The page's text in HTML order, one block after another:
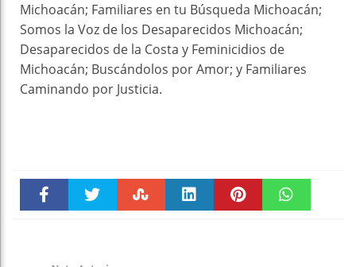
Michoacán; Familiares en tu Búsqueda Michoacán;
Somos la Voz de los Desaparecidos Michoacán;
Desaparecidos de la Costa y Feminicidios de
Michoacán; Buscándolos por Amor; y Familiares
Caminando por Justicia.